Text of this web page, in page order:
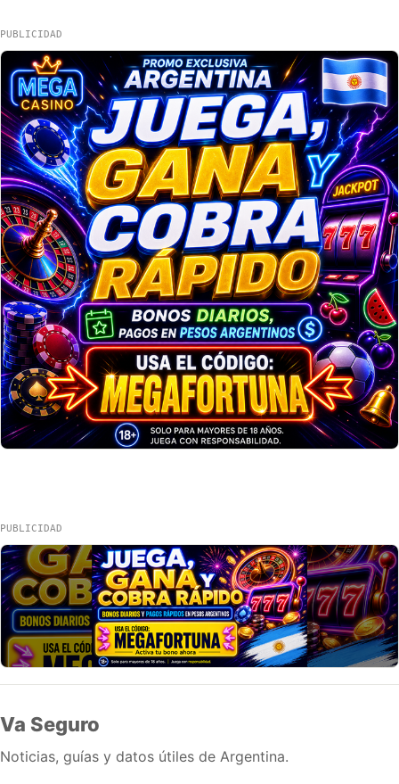
PUBLICIDAD
PUBLICIDAD
Va Seguro
Noticias, guías y datos útiles de Argentina.